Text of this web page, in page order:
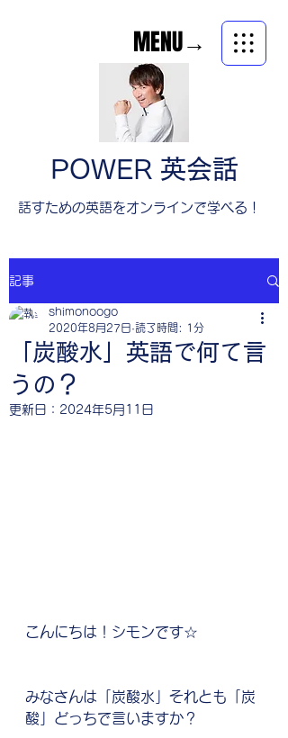
MENU→
POWER 英会話
​話すための英語をオンラインで学べる！
記事
「炭酸水」英語で何て言
うの？
shimonoogo
2020年8月27日 読了時間: 1分
更新日： 2024年5月11日
こんにちは！シモンです☆
みなさんは「炭酸水」それとも「炭
酸」どっちで言いますか？